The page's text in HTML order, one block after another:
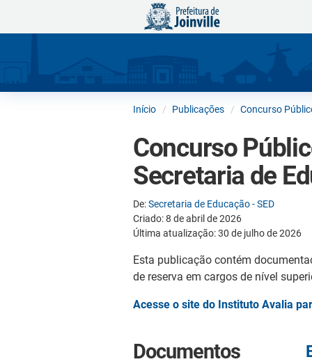
Início Publicações Concurso
Concurso
Secretaria de
De:Secretaria de Educação - SED
Criado: 8 de abril de 2026
Última atualização: 30 de julho de 2026
Esta publicação contém
de reserva em cargos de nível
Acesse o site do Instituto Avalia
Documentos